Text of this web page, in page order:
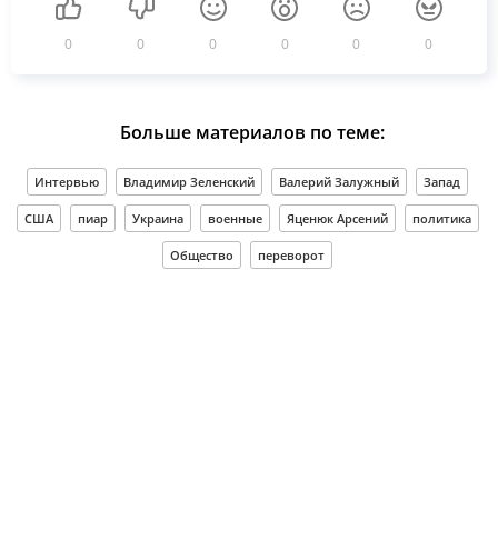
0 0 0 0 0 0
Больше материалов по теме:
Интервью Владимир Зеленский Валерий Залужный Запад
США пиар Украина военные Яценюк Арсений политика
Общество переворот